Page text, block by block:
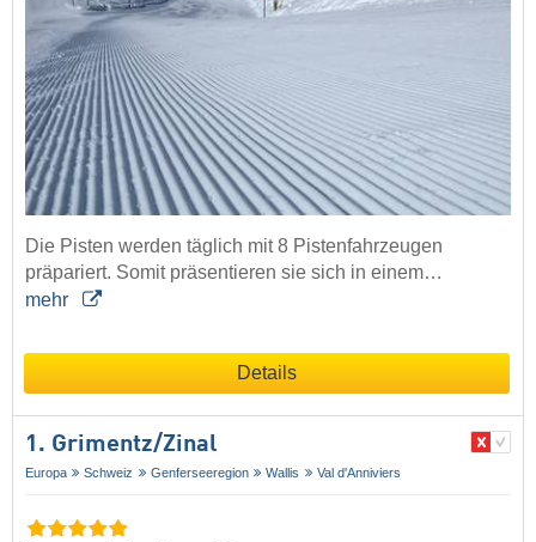
Die Pisten werden täglich mit 8 Pistenfahrzeugen
präpariert. Somit präsentieren sie sich in einem…
mehr
Details
1. Grimentz/​Zinal
Europa Schweiz Genferseeregion Wallis Val d'Anniviers